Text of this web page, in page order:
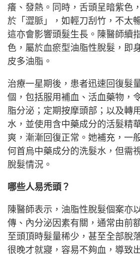
癢、發熱。同時，舌頭呈暗紫色
於「澀脈」，如輕刀刮竹，不太
這亦會影響頭髮生長。陳醫師續
色，屬於血瘀型油脂性脫髮，即
皮多油脂。
治療一星期後，患者迅速回復髮
個，包括服用補血、活血藥物，
脂分泌；定期按摩頭部；以及轉
水，並使用含中藥成分的活髮精
爽，漸漸回復正常。她補充，一
何首烏中藥成分的洗髮水，但需
脫髮情況。
哪些人易禿頭？
陳醫師表示，油脂性脫髮個案亦
傳、內分泌因素有關，通常由前
至頭頂時髮量稀少，甚至全部脫
很晚才就寢，容易不夠血，導致